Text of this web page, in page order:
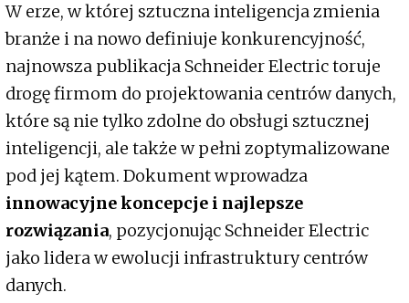
W erze, w której sztuczna inteligencja zmienia
branże i na nowo definiuje konkurencyjność,
najnowsza publikacja Schneider Electric toruje
drogę firmom do projektowania centrów danych,
które są nie tylko zdolne do obsługi sztucznej
inteligencji, ale także w pełni zoptymalizowane
pod jej kątem. Dokument wprowadza
innowacyjne koncepcje i najlepsze
rozwiązania, pozycjonując Schneider Electric
jako lidera w ewolucji infrastruktury centrów
danych.